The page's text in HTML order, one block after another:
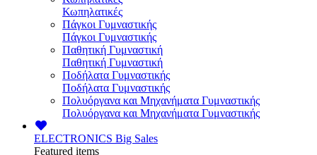
Κωπηλατικές
Πάγκοι Γυμναστικής
Πάγκοι Γυμναστικής
Παθητική Γυμναστική
Παθητική Γυμναστική
Ποδήλατα Γυμναστικής
Ποδήλατα Γυμναστικής
Πολυόργανα και Μηχανήματα Γυμναστικής
Πολυόργανα και Μηχανήματα Γυμναστικής
ELECTRONICS Big Sales
Featured items